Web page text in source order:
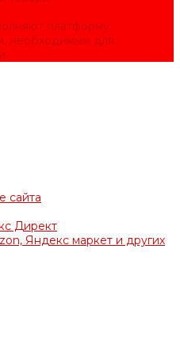
платформу
необходимым для
сайта
Директ
Яндекс маркет и других